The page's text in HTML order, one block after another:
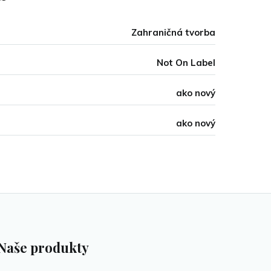
Zahraničná tvorba
Not On Label
ako nový
ako nový
produkty